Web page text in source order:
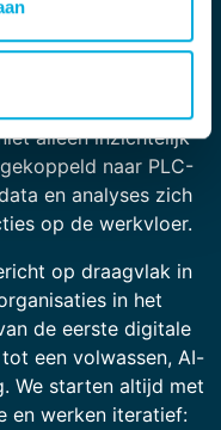
op bestaande OT-
alleen inzichtelijk
naar PLC-
en analyses zich
op de werkvloer.
op draagvlak in
in het
de eerste digitale
een volwassen, AI-
We starten altijd met
en werken iteratief: